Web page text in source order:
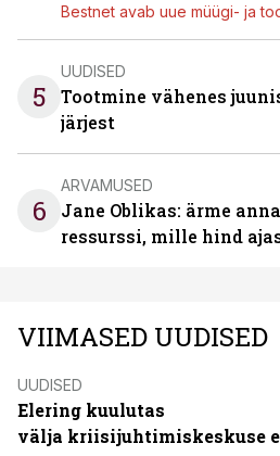
Bestnet avab uue müügi- ja
5
UUDISED
Tootmine vähenes
järjest
6
ARVAMUSED
Jane Oblikas: ärme
ressurssi, mille hind
VIIMASED UUDISED
UUDISED
Elering kuulutas
välja kriisijuhtimiskeskuse